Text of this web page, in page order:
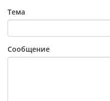
Тема
Сообщение